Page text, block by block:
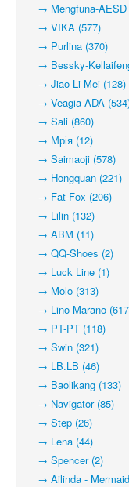
→ Mengfuna-AESD
→ VIKA (577)
→ Purlina (370)
→ Bessky-
→ Jiao Li Mei (128)
→ Veagia-ADA
→ Sali (860)
→ Мрія (12)
→ Saimaoji (578)
→ Hongquan (221)
→ Fat-Fox (206)
→ Lilin (132)
→ ABM (11)
→ QQ-Shoes (2)
→ Luck Line (1)
→ Molo (313)
→ Lino Marano
→ PT-PT (118)
→ Swin (321)
→ LB.LB (46)
→ Baolikang (133)
→ Navigator (85)
→ Step (26)
→ Lena (44)
→ Spencer (2)
→ Ailinda -